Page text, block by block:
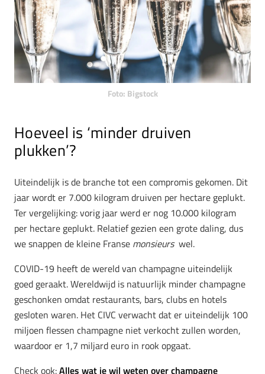
Foto: Bigstock
Hoeveel is ‘minder druiven
plukken’?
Uiteindelijk is de branche tot een compromis gekomen. Dit
jaar wordt er 7.000 kilogram druiven per hectare geplukt.
Ter vergelijking: vorig jaar werd er nog 10.000 kilogram
per hectare geplukt. Relatief gezien een grote daling, dus
we snappen de kleine Franse monsieurs wel.
COVID-19 heeft de wereld van champagne uiteindelijk
goed geraakt. Wereldwijd is natuurlijk minder champagne
geschonken omdat restaurants, bars, clubs en hotels
gesloten waren. Het CIVC verwacht dat er uiteindelijk 100
miljoen flessen champagne niet verkocht zullen worden,
waardoor er 1,7 miljard euro in rook opgaat.
Check ook:Alles wat je wil weten over champagne